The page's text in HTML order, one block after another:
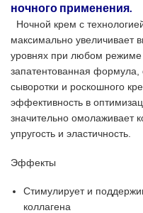
ночного применения.
Ночной крем с
максимально увеличивает
уровнях при любом режиме
запатентованная
сыворотки и роскошного
эффективность в
значительно омолаживает
упругость и эластичность.
Эффекты
Стимулирует и
коллагена